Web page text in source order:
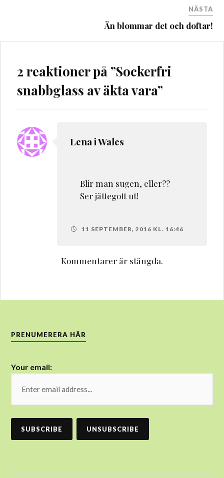
NÄSTA
Än blommar det och doftar!
2 reaktioner på ”Sockerfri
snabbglass av äkta vara”
Lena i Wales
Blir man sugen, eller??
Ser jättegott ut!
11 SEPTEMBER, 2016 KL. 16:46
Kommentarer är stängda.
PRENUMERERA HÄR
Your email: